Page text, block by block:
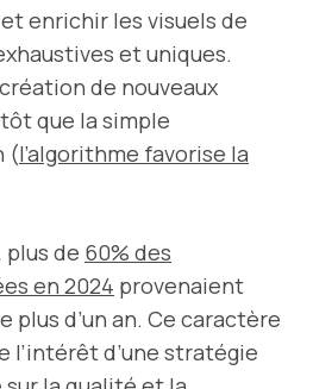
enrichir les visuels de
et uniques.
de nouveaux
que la simple
(l’algorithme favorise la
plus de 60% des
en 2024 provenaient
plus d’un an. Ce caractère
l’intérêt d’une stratégie